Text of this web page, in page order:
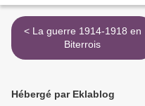
< La guerre 1914-1918 en
Biterrois
Hébergé par Eklablog